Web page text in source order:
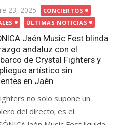
23, 2025
CONCIERTOS
ÚLTIMAS NOTICIAS
Jaén Music Fest blinda
andaluz con el
de Crystal Fighters y
artístico sin
en Jaén
no solo supone un
del directo; es el